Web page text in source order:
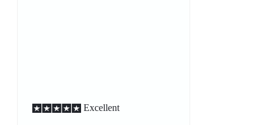
Excellent